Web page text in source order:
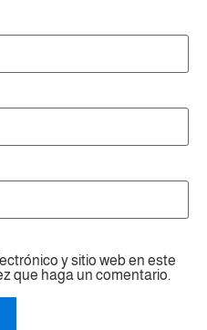
y sitio web en este
que haga un comentario.